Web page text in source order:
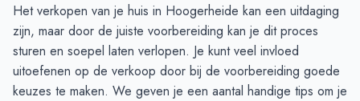
Het verkopen van je huis in Hoogerheide kan een uitdaging
zijn, maar door de juiste voorbereiding kan je dit proces
sturen en soepel laten verlopen. Je kunt veel invloed
uitoefenen op de verkoop door bij de voorbereiding goede
keuzes te maken. We geven je een aantal handige tips om je